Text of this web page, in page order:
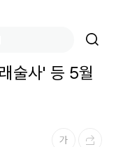
술사' 등 5월